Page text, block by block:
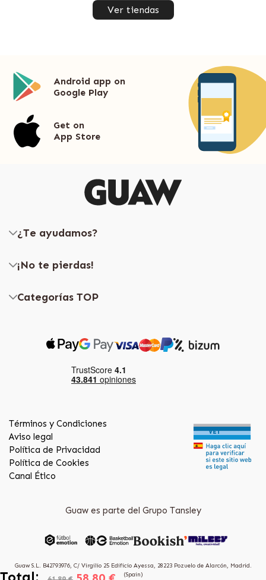
Ver tiendas
Android app on
Google Play
Get on
App Store
¿Te ayudamos?
¡No te pierdas!
Categorías TOP
Términos y Condiciones
Aviso legal
Política de Privacidad
Política de Cookies
Canal Ético
Guaw es parte del Grupo Tansley
Guaw S.L. B42793976, C/ Virgilio 25 Edificio Ayessa, 28223 Pozuelo de Alarcón, Madrid.
(Spain)